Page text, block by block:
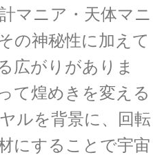
マニア・天体マニ
の神秘性に加えて
広がりがありま
て煌めきを変える
ルを背景に、回転
にすることで宇宙